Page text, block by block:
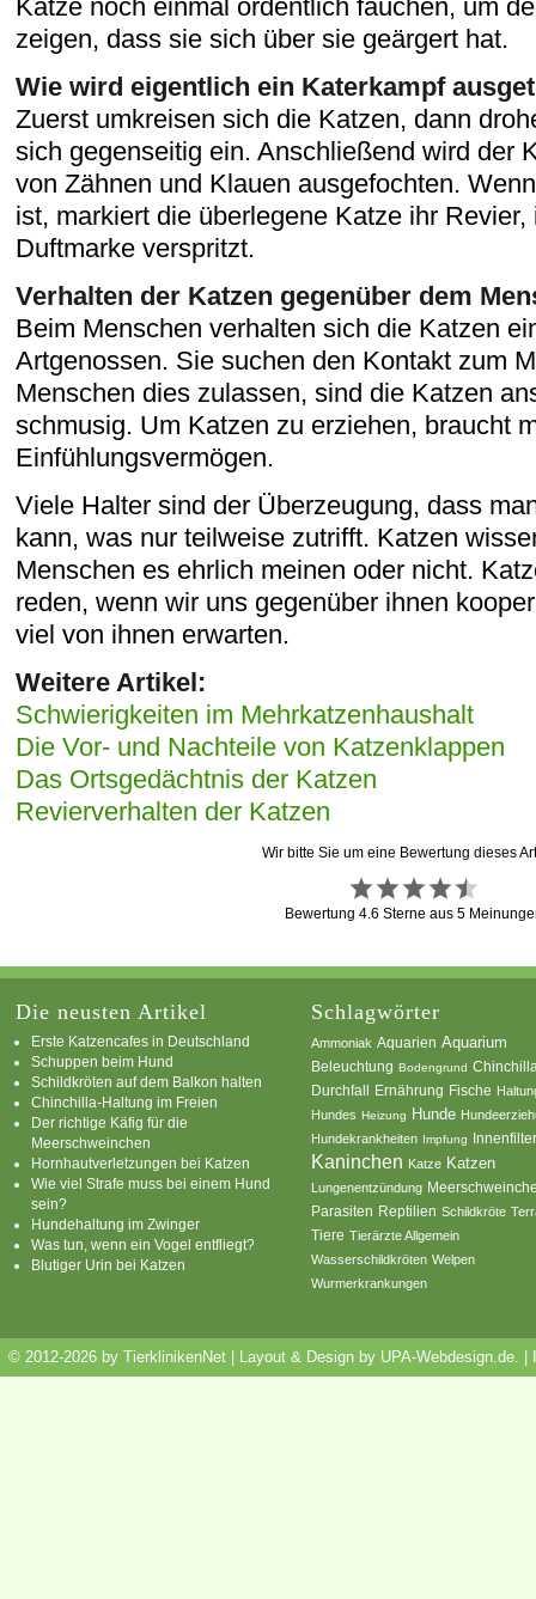
Katze noch einmal ordentlich fauchen, um
zeigen, dass sie sich über sie geärgert hat.
Wie wird eigentlich ein Katerkampf
Zuerst umkreisen sich die Katzen, dann
sich gegenseitig ein. Anschließend wird der
von Zähnen und Klauen ausgefochten.
ist, markiert die überlegene Katze ihr Revier,
Duftmarke verspritzt.
Verhalten der Katzen gegenüber dem
Beim Menschen verhalten sich die Katzen
Artgenossen. Sie suchen den Kontakt zum
Menschen dies zulassen, sind die Katzen
schmusig. Um Katzen zu erziehen, braucht
Einfühlungsvermögen.
Viele Halter sind der Überzeugung, dass
kann, was nur teilweise zutrifft. Katzen
Menschen es ehrlich meinen oder nicht.
reden, wenn wir uns gegenüber ihnen
viel von ihnen erwarten.
Weitere Artikel:
Schwierigkeiten im Mehrkatzenhaushalt
Die Vor- und Nachteile von Katzenklappen
Das Ortsgedächtnis der Katzen
Revierverhalten der Katzen
Wir bitte Sie um eine Bewertung dieses
Bewertung4.6 Sterne aus5
Die neusten Artikel
Erste Katzencafes in Deutschland
Schuppen beim Hund
Schildkröten auf dem Balkon halten
Chinchilla-Haltung im Freien
Der richtige Käfig für die
Meerschweinchen
Hornhautverletzungen bei Katzen
Wie viel Strafe muss bei einem Hund
sein?
Hundehaltung im Zwinger
Was tun, wenn ein Vogel entfliegt?
Blutiger Urin bei Katzen
Schlagwörter
Ammoniak Aquarien Aquarium
Beleuchtung Bodengrund
Durchfall Ernährung Fische
Hundes Heizung Hunde
Hundekrankheiten Impfung
Kaninchen Katze Katzen
Lungenentzündung
Parasiten Reptilien Schildkröte
Tiere Tierärzte Allgemein
Wasserschildkröten Welpen
Wurmerkrankungen
© 2012-2026 by TierklinikenNet | Layout & Design by UPA-Webdesign.de.